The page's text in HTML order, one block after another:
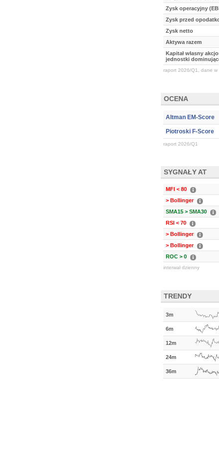
Zysk operacyjny
Zysk przed
Zysk netto
Aktywa razem
Kapitał własny
jednostki
raport 2026/Q1, dane w
OCENA
Altman EM-Score
Piotroski F-Score
raport 2026/Q1
SYGNAŁY AT
MFI < 80
> Bollinger
SMA15 > SMA30
RSI < 70
> Bollinger
> Bollinger
ROC > 0
interwał dzienny
TRENDY
3m
6m
12m
24m
36m